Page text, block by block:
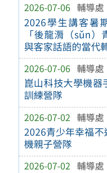
2026-07-06 輔導處
2026學生講客
「後龍漘（sǔn
與客家話語的當代
2026-07-06 輔導處
崑山科技大學機器
訓練營隊
2026-07-02 輔導處
2026青少年幸福不
機親子營隊
2026-07-02 輔導處